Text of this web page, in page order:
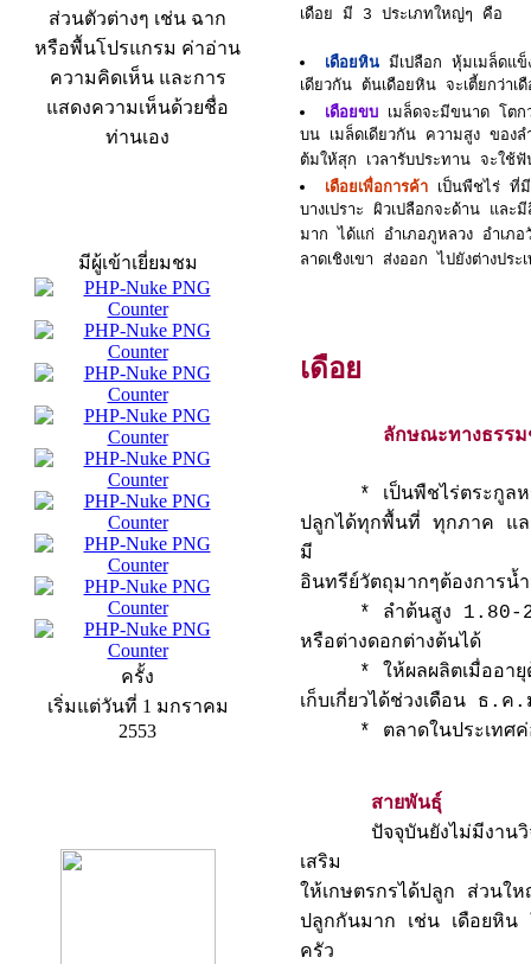
ส่วนตัวต่างๆ เช่น ฉาก
หรือพื้นโปรแกรม ค่าอ่าน
ความคิดเห็น และการ
แสดงความเห็นด้วยชื่อ
ท่านเอง
มีผู้เข้าเยี่ยมชม
ครั้ง
เริ่มแต่วันที่ 1 มกราคม
2553
เดือย มี 3 ประเภทใหญ่ๆ คือ
เดือยหิน มีเปลือก หุ้มเมล็ดแ
เดียวกัน ต้นเดือยหิน จะเตี้ยกว่า
เดือยขบ เมล็ดจะมีขนาด โตก
บน เมล็ดเดียวกัน ความสูง ของ
ต้มให้สุก เวลารับประทาน จะใช้
เดือยเพื่อการค้า เป็นพืชไร่ ที่
บางเปราะ ผิวเปลือกจะด้าน แล
มาก ได้แก่ อำเภอภูหลวง อำเภ
ลาดเชิงเขา ส่งออก ไปยังต่างป
เดือย
ลักษณะทางธรร
* เป็นพืชไร่ตระกูลหญ้
ปลูกได้ทุกพื้นที่ ทุกภาค แ
มี
อินทรีย์วัตถุมากๆต้องการ
* ลำต้นสูง 1.80-2 ม
หรือต่างดอกต่างต้นได้
* ให้ผลผลิตเมื่ออายุต้
เก็บเกี่ยวได้ช่วงเดือน ธ.
* ตลาดในประเทศค่อน
สายพันธุ์
ปัจจุบันยังไม่มีงานวิจัยท
เสริม
ให้เกษตรกรได้ปลูก ส่วน
ปลูกกันมาก เช่น เดือยหิน
ครัว